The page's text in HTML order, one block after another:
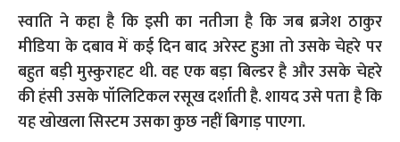
स्वाति ने कहा है कि इसी का नतीजा है कि जब ब्रजेश ठाकुर
मीडिया के दबाव में कई दिन बाद अरेस्ट हुआ तो उसके चेहरे पर
बहुत बड़ी मुस्कुराहट थी. वह एक बड़ा बिल्डर है और उसके चेहरे
की हंसी उसके पॉलिटिकल रसूख दर्शाती है. शायद उसे पता है कि
यह खोखला सिस्टम उसका कुछ नहीं बिगाड़ पाएगा.